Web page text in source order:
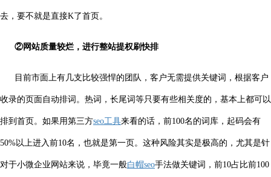
去，要不就是直接K了首页。
②网站质量较烂，进行整站提权刷快排
目前市面上有几支比较强悍的团队，客户无需提供关键词，根据客户
收录的页面自动排词。热词，长尾词等只要有些相关度的，基本上都可以
排到首页。如果用第三方seo工具来看的话，前100名的词库，起码会有
50%以上进入前10名，也就是第一页。这种风险其实是极高的，尤其是针
对于小微企业网站来说，毕竟一般白帽seo手法做关键词，前10占比前100